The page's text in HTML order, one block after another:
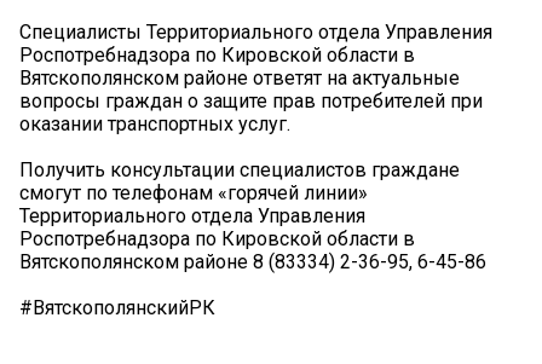
Специалисты Территориального отдела Управления
Роспотребнадзора по Кировской области в
Вятскополянском районе ответят на актуальные
вопросы граждан о защите прав потребителей при
оказании транспортных услуг.
Получить консультации специалистов граждане
смогут по телефонам «горячей линии»
Территориального отдела Управления
Роспотребнадзора по Кировской области в
Вятскополянском районе 8 (83334) 2-36-95, 6-45-86
#ВятскополянскийРК